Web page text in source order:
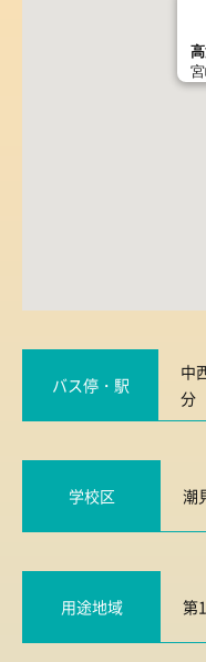
バス停・駅
中
分
学校区 潮
用途地域 第